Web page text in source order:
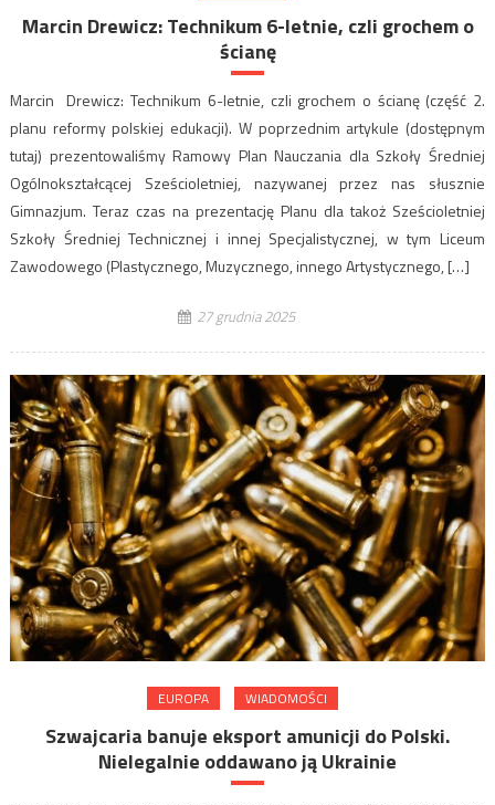
Marcin Drewicz: Technikum 6-letnie, czli grochem o
ścianę
Marcin Drewicz: Technikum 6-letnie, czli grochem o ścianę (część 2.
planu reformy polskiej edukacji). W poprzednim artykule (dostępnym
tutaj) prezentowaliśmy Ramowy Plan Nauczania dla Szkoły Średniej
Ogólnokształcącej Sześcioletniej, nazywanej przez nas słusznie
Gimnazjum. Teraz czas na prezentację Planu dla takoż Sześcioletniej
Szkoły Średniej Technicznej i innej Specjalistycznej, w tym Liceum
Zawodowego (Plastycznego, Muzycznego, innego Artystycznego, […]
27 grudnia 2025
EUROPA WIADOMOŚCI
Szwajcaria banuje eksport amunicji do Polski.
Nielegalnie oddawano ją Ukrainie